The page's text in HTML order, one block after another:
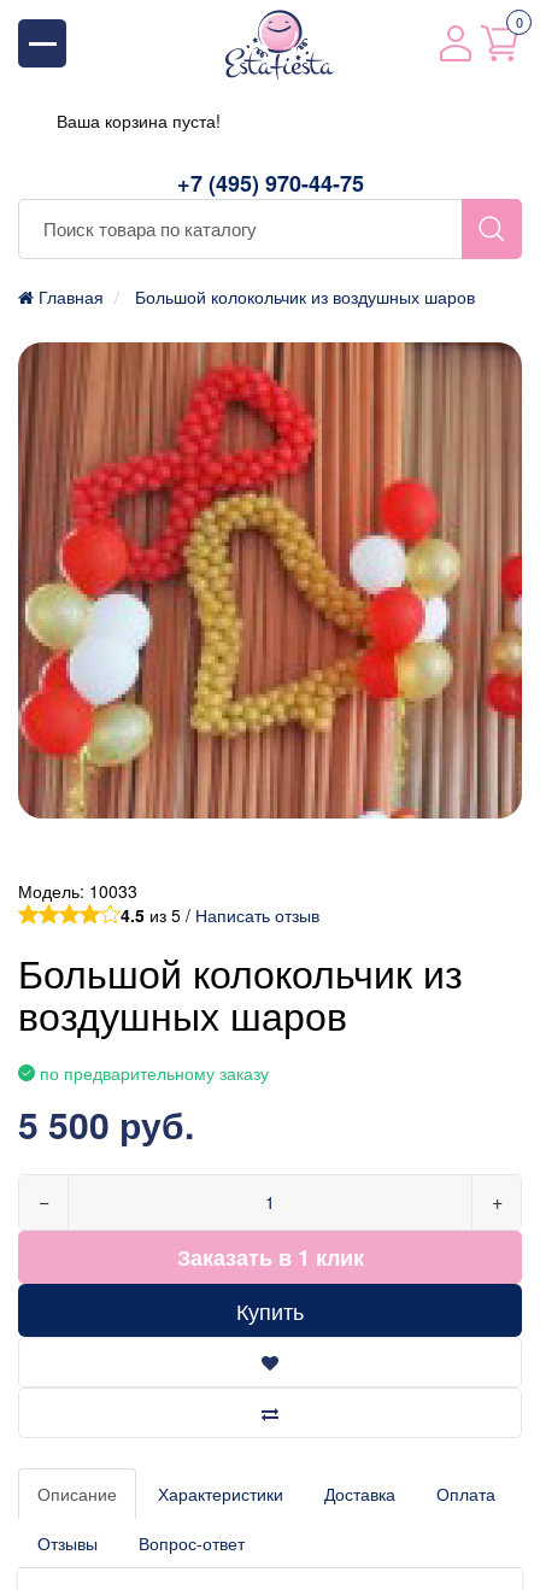
+7 (495) 970-44-75
0
Ваша корзина пуста!
Главная Большой колокольчик из воздушных шаров
Модель: 10033
4.5 из 5 / Написать отзыв
Большой колокольчик из
воздушных шаров
по предварительному заказу
5 500 руб.
− +
Заказать в 1 клик
Купить
Описание Характеристики Доставка Оплата
Отзывы Вопрос-ответ